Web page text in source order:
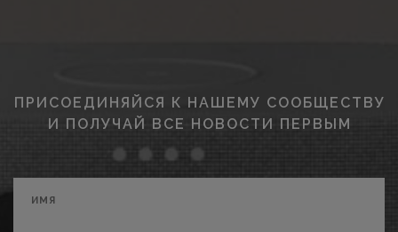
ПРИСОЕДИНЯЙСЯ К НАШЕМУ СООБЩЕСТВУ
И ПОЛУЧАЙ ВСЕ НОВОСТИ ПЕРВЫМ